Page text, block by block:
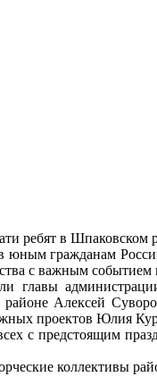
ребят в Шпаковском
юным гражданам
с важным
главы
Алексей
проектов Юлия
с предстоящим
коллективы